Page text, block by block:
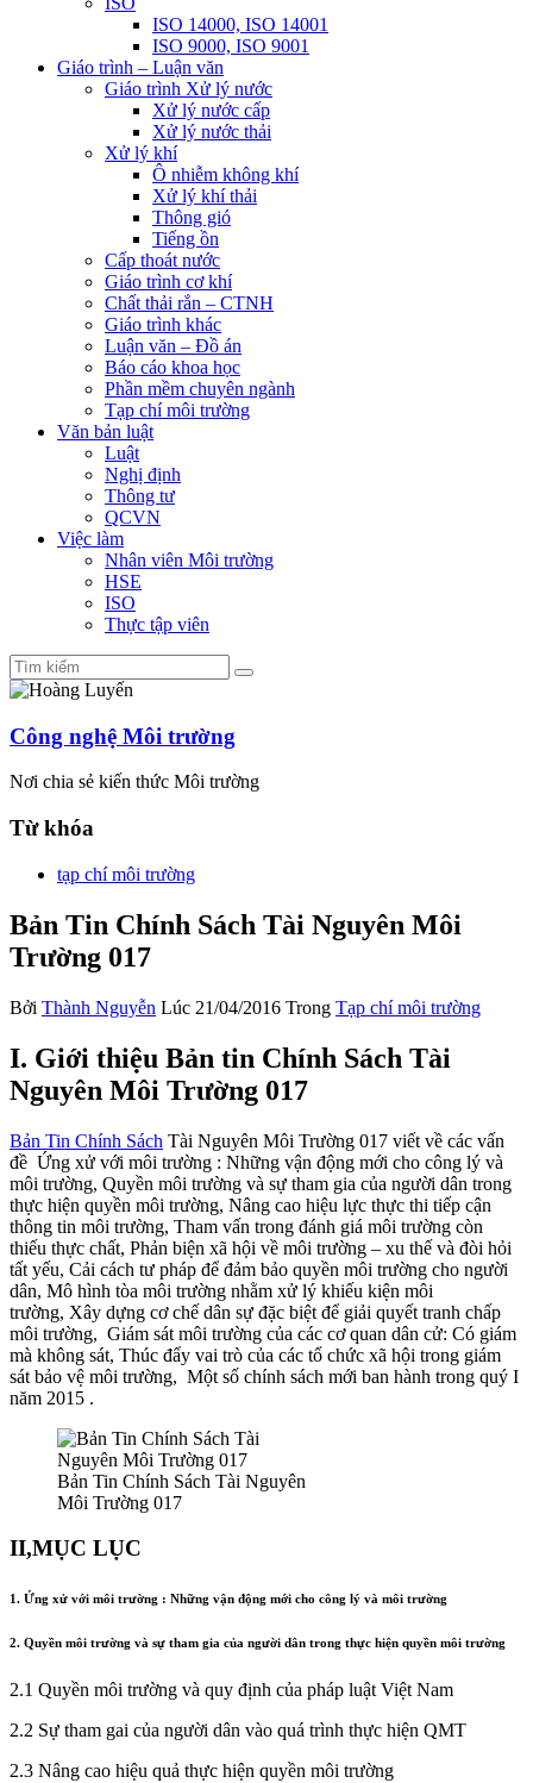
ISO 14000, ISO 14001
ISO 9000, ISO 9001
Giáo trình – Luận văn
Giáo trình Xử lý nước
Xử lý nước cấp
Xử lý nước thải
Xử lý khí
Ô nhiễm không khí
Xử lý khí thải
Thông gió
Tiếng ồn
Cấp thoát nước
Giáo trình cơ khí
Chất thải rắn – CTNH
Giáo trình khác
Luận văn – Đồ án
Báo cáo khoa học
Phần mềm chuyên ngành
Tạp chí môi trường
Văn bản luật
Luật
Nghị định
Thông tư
QCVN
Việc làm
Nhân viên Môi trường
HSE
ISO
Thực tập viên
Công nghệ Môi trường
Nơi chia sẻ kiến thức Môi trường
Từ khóa
tạp chí môi trường
Bản Tin Chính Sách Tài Nguyên Môi
Trường 017
Bởi Thành Nguyễn Lúc 21/04/2016 Trong Tạp chí môi trường
I. Giới thiệu Bản tin Chính Sách Tài
Nguyên Môi Trường 017
Bản Tin Chính Sách Tài Nguyên Môi Trường 017 viết về các vấn
đề Ứng xử với môi trường : Những vận động mới cho công lý và
môi trường, Quyền môi trường và sự tham gia của người dân trong
thực hiện quyền môi trường, Nâng cao hiệu lực thực thi tiếp cận
thông tin môi trường, Tham vấn trong đánh giá môi trường còn
thiếu thực chất, Phản biện xã hội về môi trường – xu thế và đòi hỏi
tất yếu, Cải cách tư pháp để đảm bảo quyền môi trường cho người
dân, Mô hình tòa môi trường nhằm xử lý khiếu kiện môi
trường, Xây dựng cơ chế dân sự đặc biệt để giải quyết tranh chấp
môi trường, Giám sát môi trường của các cơ quan dân cử: Có giám
mà không sát, Thúc đẩy vai trò của các tổ chức xã hội trong giám
sát bảo vệ môi trường, Một số chính sách mới ban hành trong quý I
năm 2015 .
Bản Tin Chính Sách Tài Nguyên
Môi Trường 017
II,MỤC LỤC
1. Ứng xử với môi trường : Những vận động mới cho công lý và môi trường
2. Quyền môi trường và sự tham gia của người dân trong thực hiện quyền môi trường
2.1 Quyền môi trường và quy định của pháp luật Việt Nam
2.2 Sự tham gai của người dân vào quá trình thực hiện QMT
2.3 Nâng cao hiệu quả thực hiện quyền môi trường